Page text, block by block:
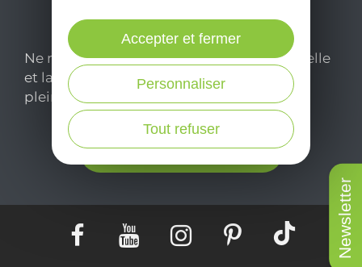
Newsletter
Ne manquez pas notre newsletter mensuelle
et laissez-vous inspirer pour profiter
pleinement de votre séjour en Aveyron.
Je m'abonne ici
Tout refuser
Personnaliser
Accepter et fermer